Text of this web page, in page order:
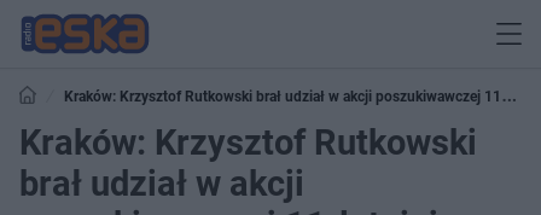
Kraków: Krzysztof Rutkowski brał udział w akcji poszukiwawczej 11-
letniej Jagody. Co udało mu się ustalić? [WIDEO]
Kraków: Krzysztof Rutkowski
brał udział w akcji